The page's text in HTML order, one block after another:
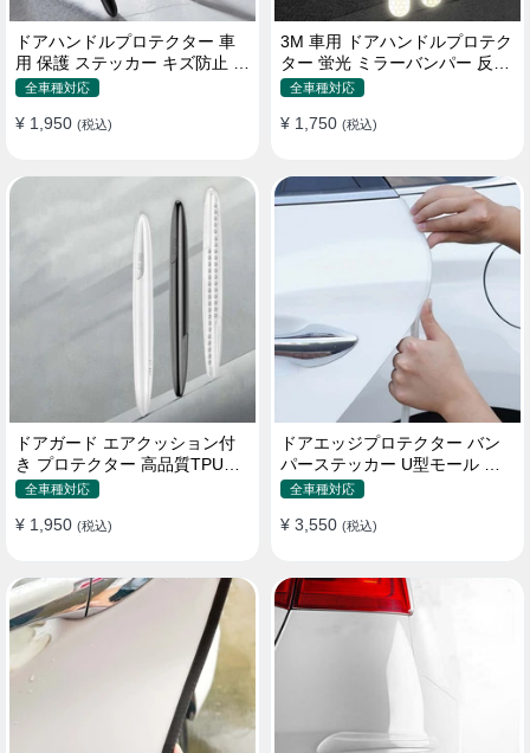
ドアハンドルプロテクター 車
用 保護 ステッカー キズ防止 高
品質TPU製 4枚セット
全車種対応
¥ 1,950 (税込)
3M 車用 ドアハンドルプロテク
ター 蛍光 ミラーバンパー 反射
ステッカー 保護フィルム
全車種対応
¥ 1,750 (税込)
ドアガード エアクッション付
き プロテクター 高品質TPU製
キズ防止 取り付け簡単
全車種対応
¥ 1,950 (税込)
ドアエッジプロテクター バン
パーステッカー U型モール キ
ズ防止 取り付け簡単 騒音低減
全車種対応
¥ 3,550 (税込)